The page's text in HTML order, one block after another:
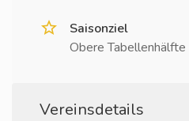
Saisonziel
Obere Tabellenhälfte
Vereinsdetails